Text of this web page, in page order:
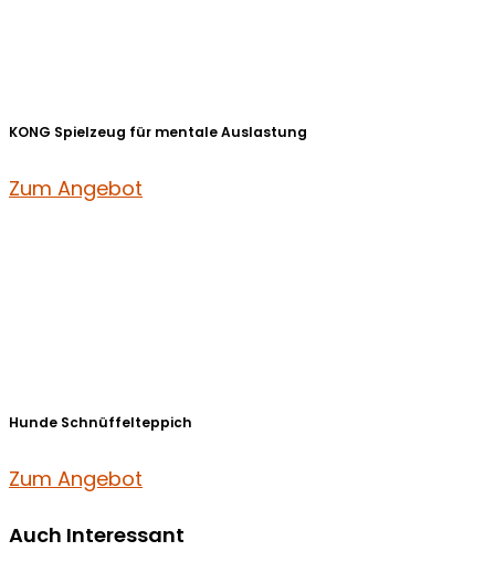
KONG Spielzeug für mentale Auslastung
Zum Angebot
Hunde Schnüffelteppich
Zum Angebot
Auch Interessant